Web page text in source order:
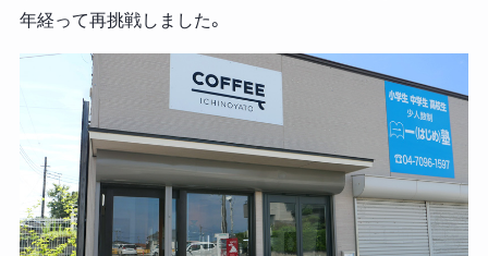
年経って再挑戦しました。